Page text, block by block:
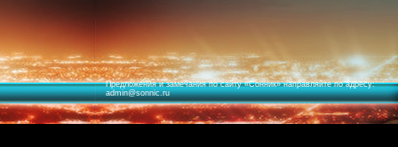
Предложения и замечания по сайту «Сонник» направляйте по адресу:
admin@sonnic.ru